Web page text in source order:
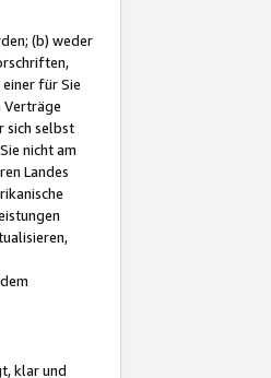
(b) weder
für Sie
Verträge
sich selbst
nicht am
Landes
klar und